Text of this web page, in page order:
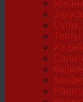
Супы,
Торты
Из